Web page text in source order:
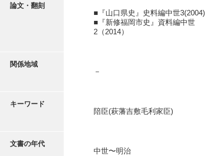
論文・翻刻
■『山口県史』史料編中世3(2004)
■『新修福岡市史』資料編中世
2（2014）
関係地域
－
キーワード
陪臣(萩藩吉敷毛利家臣)
文書の年代
中世〜明治